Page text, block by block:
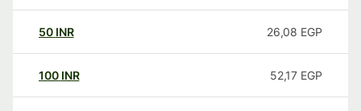
50 INR 26,08 EGP
100 INR 52,17 EGP